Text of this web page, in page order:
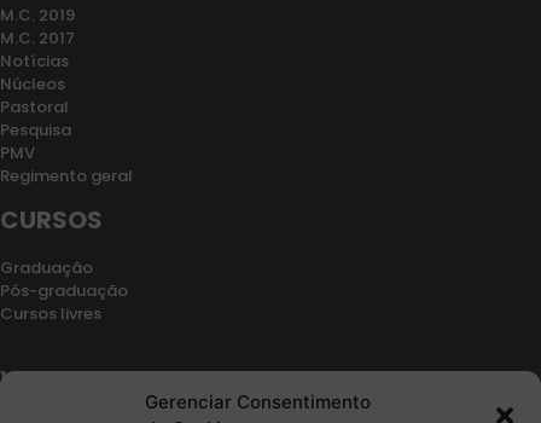
Gerenciar Consentimento
M.C. 2019
M.C. 2017
Notícias
Núcleos
Pastoral
Pesquisa
PMV
Regimento geral
CURSOS
Graduação
Pós-graduação
Cursos livres
VESTIBULAR